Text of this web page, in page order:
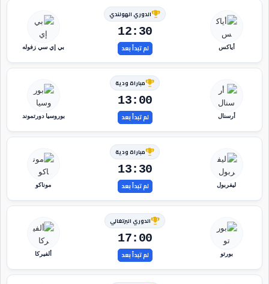
أياكس
الدوري الهولندي
12:30
لم تبدأ بعد بي إي سي زفوله
أرسنال
مباراة ودية
13:00
لم تبدأ بعد بوروسيا دورتموند
ليفربول
مباراة ودية
13:30
لم تبدأ بعد موناكو
بورتو
الدوري البرتغالي
17:00
لم تبدأ بعد ألفيركا